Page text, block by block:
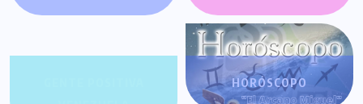
HORÓSCOPO